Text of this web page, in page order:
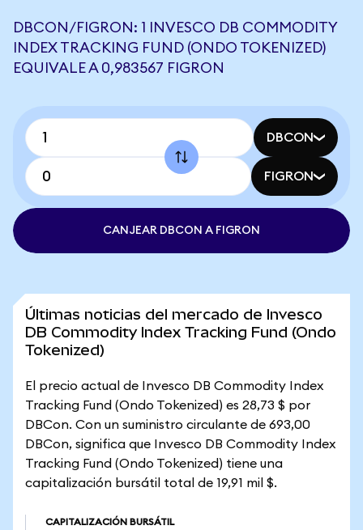
DBCON/FIGRON: 1 INVESCO DB COMMODITY
INDEX TRACKING FUND (ONDO TOKENIZED)
EQUIVALE A 0,983567 FIGRON
DBCON
FIGRON
CANJEAR DBCON A FIGRON
Últimas noticias del mercado de Invesco
DB Commodity Index Tracking Fund (Ondo
Tokenized)
El precio actual de Invesco DB Commodity Index
Tracking Fund (Ondo Tokenized) es 28,73 $ por
DBCon. Con un suministro circulante de 693,00
DBCon, significa que Invesco DB Commodity Index
Tracking Fund (Ondo Tokenized) tiene una
capitalización bursátil total de 19,91 mil $.
CAPITALIZACIÓN BURSÁTIL